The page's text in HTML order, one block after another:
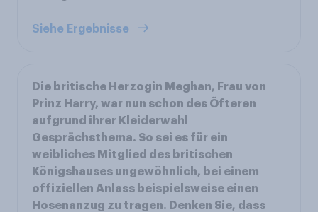
Siehe Ergebnisse
Die britische Herzogin Meghan, Frau von
Prinz Harry, war nun schon des Öfteren
aufgrund ihrer Kleiderwahl
Gesprächsthema. So sei es für ein
weibliches Mitglied des britischen
Königshauses ungewöhnlich, bei einem
offiziellen Anlass beispielsweise einen
Hosenanzug zu tragen. Denken Sie, dass